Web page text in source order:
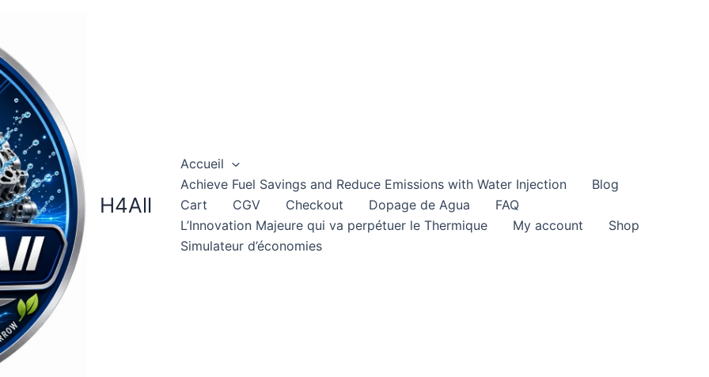
H4All
Accueil
Achieve Fuel Savings and Reduce Emissions with Water Injection
Blog
Cart
CGV Checkout Dopage de Agua
FAQ
L’Innovation Majeure qui va perpétuer le Thermique
My account
Shop
Simulateur d’économies